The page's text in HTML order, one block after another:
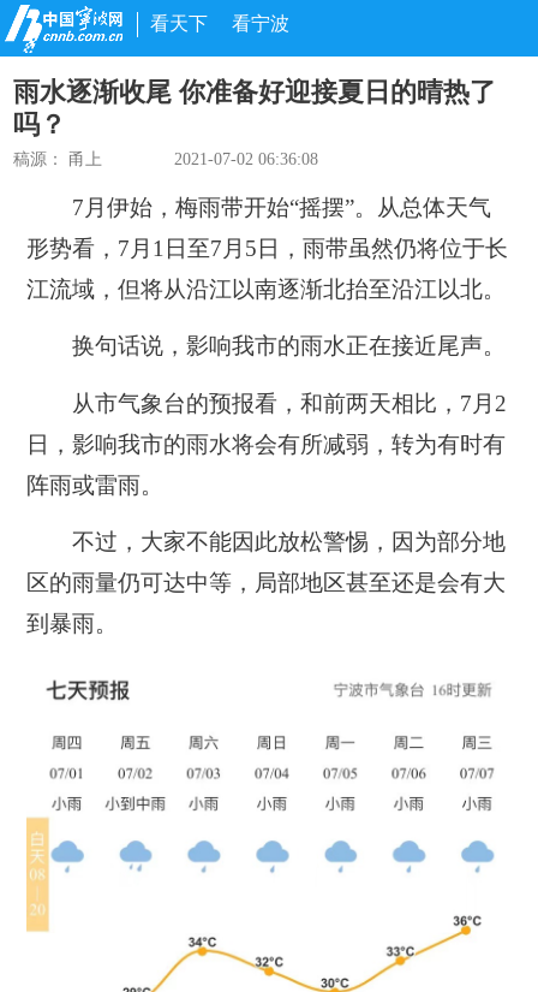
看天下 看宁波
雨水逐渐收尾 你准备好迎接夏日的晴热了
吗？
稿源： 甬上 2021-07-02 06:36:08
7月伊始，梅雨带开始“摇摆”。从总体天气
形势看，7月1日至7月5日，雨带虽然仍将位于长
江流域，但将从沿江以南逐渐北抬至沿江以北。
换句话说，影响我市的雨水正在接近尾声。
从市气象台的预报看，和前两天相比，7月2
日，影响我市的雨水将会有所减弱，转为有时有
阵雨或雷雨。
不过，大家不能因此放松警惕，因为部分地
区的雨量仍可达中等，局部地区甚至还是会有大
到暴雨。